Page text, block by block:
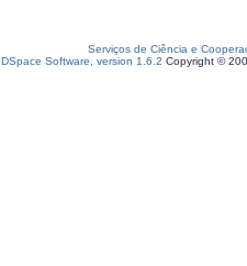
Serviços de Ciência e
DSpace Software, version 1.6.2 Copyright ©